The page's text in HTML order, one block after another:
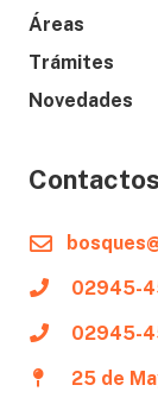
Áreas
Trámites
Novedades
Contactos
02945-
02945-
25 de